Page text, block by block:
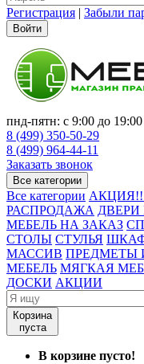
Регистрация | Забыли
Войти
пнд-пятн: с 9:00 до
8 (499) 350-50-29
8 (499) 964-44-11
Заказать звонок
Все категории
Все категории
РАСПРОДАЖА ДВЕРИ
МЕБЕЛЬ НА ЗАКАЗ
СТОЛЫ СТУЛЬЯ
МАССИВ ПРЕДМЕТЫ
МЕБЕЛЬ МЯГКАЯ
ДОСКИ АКЦИИ
Корзина
пуста
В корзине пусто!